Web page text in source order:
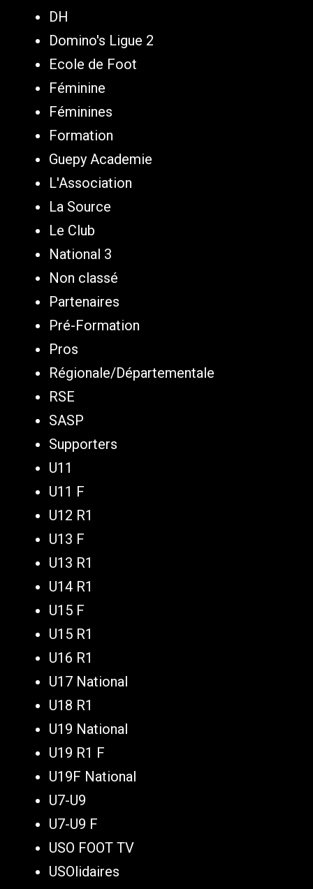
DH
Domino's Ligue 2
Ecole de Foot
Féminine
Féminines
Formation
Guepy Academie
L'Association
La Source
Le Club
National 3
Non classé
Partenaires
Pré-Formation
Pros
Régionale/Départementale
RSE
SASP
Supporters
U11
U11 F
U12 R1
U13 F
U13 R1
U14 R1
U15 F
U15 R1
U16 R1
U17 National
U18 R1
U19 National
U19 R1 F
U19F National
U7-U9
U7-U9 F
USO FOOT TV
USOlidaires